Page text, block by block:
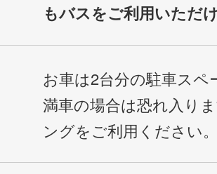
もバスをご利用いただ
お車は2台分の駐車ス
満車の場合は恐れ入り
ングをご利用ください